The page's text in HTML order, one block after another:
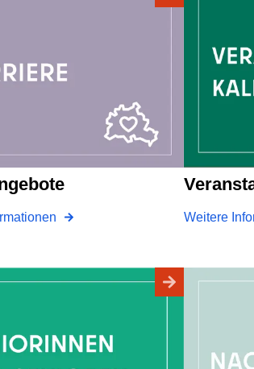
Weitere